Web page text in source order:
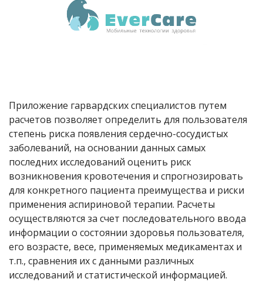
Приложение гарвардских специалистов путем
расчетов позволяет определить для пользователя
степень риска появления сердечно-сосудистых
заболеваний, на основании данных самых
последних исследований оценить риск
возникновения кровотечения и спрогнозировать
для конкретного пациента преимущества и риски
применения аспириновой терапии. Расчеты
осуществляются за счет последовательного ввода
информации о состоянии здоровья пользователя,
его возрасте, весе, применяемых медикаментах и
т.п., сравнения их с данными различных
исследований и статистической информацией.